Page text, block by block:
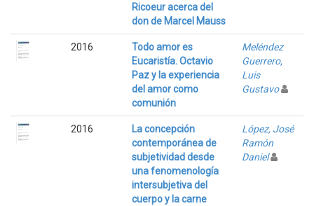
Ricoeur acerca del
don de Marcel Mauss
2016
Todo amor es
Eucaristía. Octavio
Paz y la experiencia
del amor como
comunión
Meléndez
Guerrero,
Luis
Gustavo
2016
La concepción
contemporánea de
subjetividad desde
una fenomenología
intersubjetiva del
cuerpo y la carne
López, José
Ramón
Daniel